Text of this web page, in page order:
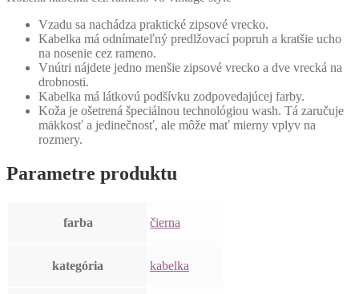
Vzadu sa nachádza praktické zipsové vrecko.
Kabelka má odnímateľný predlžovací popruh a kratšie ucho
na nosenie cez rameno.
Vnútri nájdete jedno menšie zipsové vrecko a dve vrecká na
drobnosti.
Kabelka má látkovú podšívku zodpovedajúcej farby.
Koža je ošetrená špeciálnou technológiou wash. Tá zaručuje
mäkkosť a jedinečnosť, ale môže mať mierny vplyv na
rozmery.
Parametre produktu
farba čierna
kategória kabelka